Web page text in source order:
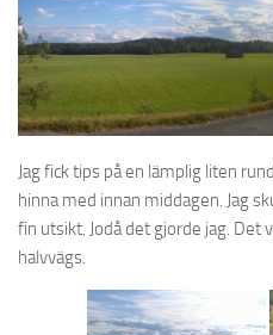
Jag fick tips på en lämplig liten
hinna med innan middagen. Jag
fin utsikt. Jodå det gjorde jag. Det
halvvägs.